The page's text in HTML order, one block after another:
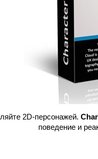
2D-персонажей.
поведение и